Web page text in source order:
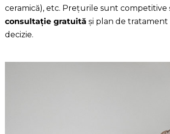
ceramică), etc. Prețurile sunt
consultație gratuită și plan de tratament
decizie.